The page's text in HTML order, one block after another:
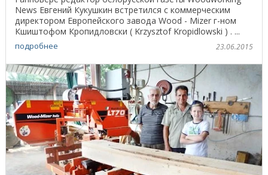
News Евгений Кукушкин встретился с коммерческим
директором Европейского завода Wood - Mizer г-ном
Кшиштофом Кропидловски ( Krzysztof Kropidlowski ) . ...
подробнее 23.06.2015